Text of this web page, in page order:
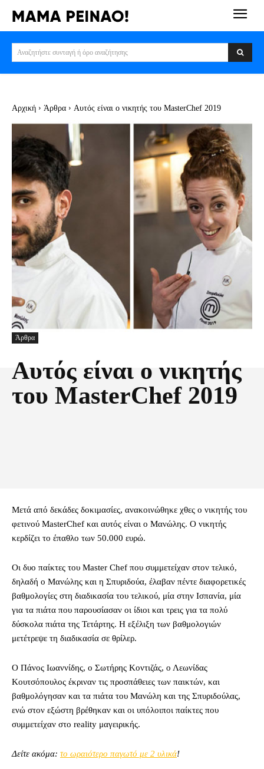
Αναζητήστε συνταγή ή όρο αναζήτησης
Αρχική Άρθρα Αυτός είναι ο νικητής του MasterChef 2019
Άρθρα
Αυτός είναι ο νικητής
του MasterChef 2019
Μετά από δεκάδες δοκιμασίες, ανακοινώθηκε χθες o νικητής του
φετινού MasterChef και αυτός είναι ο Μανώλης. Ο νικητής
κερδίζει το έπαθλο των 50.000 ευρώ.
Οι δυο παίκτες του Master Chef που συμμετείχαν στον τελικό,
δηλαδή ο Μανώλης και η Σπυριδούα, έλαβαν πέντε διαφορετικές
βαθμολογίες στη διαδικασία του τελικού, μία στην Ισπανία, μία
για τα πιάτα που παρουσίασαν οι ίδιοι και τρεις για τα πολύ
δύσκολα πιάτα της Τετάρτης. Η εξέλιξη των βαθμολογιών
μετέτρεψε τη διαδικασία σε θρίλερ.
Ο Πάνος Ιωαννίδης, ο Σωτήρης Κοντιζάς, ο Λεωνίδας
Κουτσόπουλος έκριναν τις προσπάθειες των παικτών, και
βαθμολόγησαν και τα πιάτα του Μανώλη και της Σπυριδούλας,
ενώ στον εξώστη βρέθηκαν και οι υπόλοιποι παίκτες που
συμμετείχαν στο reality μαγειρικής.
Δείτε ακόμα: το ωραιότερο παγωτό με 2 υλικά!